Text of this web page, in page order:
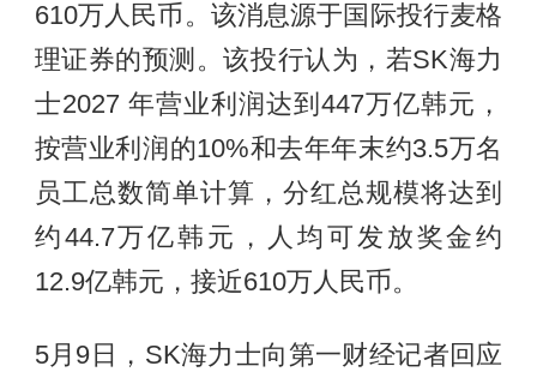
610万人民币。该消息源于国际投行麦格
理证券的预测。该投行认为，若SK海力
士2027 年营业利润达到447万亿韩元，
按营业利润的10%和去年年末约3.5万名
员工总数简单计算，分红总规模将达到
约44.7万亿韩元，人均可发放奖金约
12.9亿韩元，接近610万人民币。
5月9日，SK海力士向第一财经记者回应